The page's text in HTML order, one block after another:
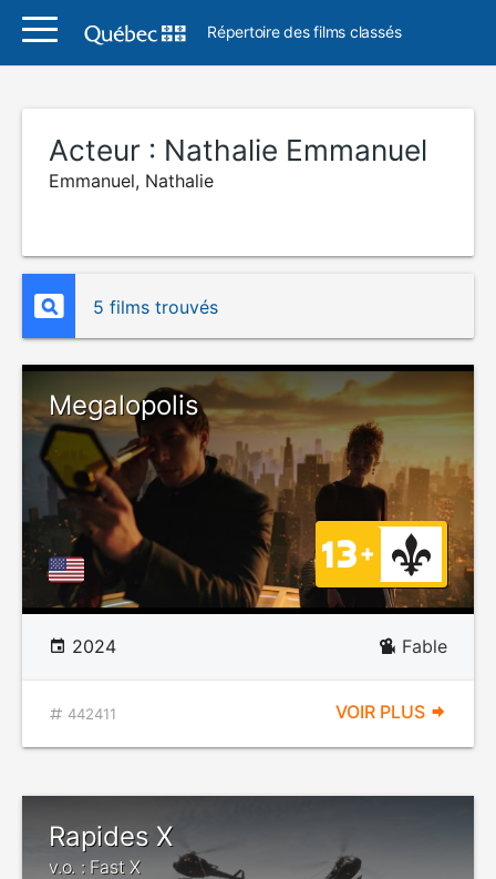
Répertoire des films classés
Acteur : Nathalie Emmanuel
Emmanuel, Nathalie
5 films trouvés
Megalopolis
2024 Fable
442411 VOIR PLUS
Rapides X
v.o. : Fast X